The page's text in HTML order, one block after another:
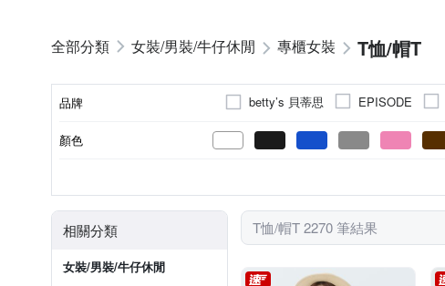
女裝/男裝/牛仔休閒 專櫃女裝 T恤/帽T
品牌 betty’s 貝蒂思 EPISODE
KANGOL
LUNG.L 林佳樺
顏色
相關分類
女裝/男裝/牛仔休閒
T恤/帽T 2270 筆結果